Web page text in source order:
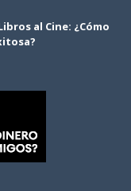
al Cine: ¿Cómo